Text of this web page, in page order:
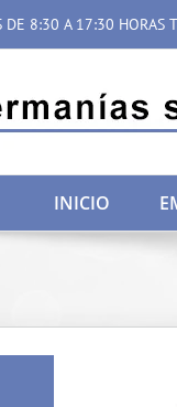
DE 8:30 A 17:30
INICIO